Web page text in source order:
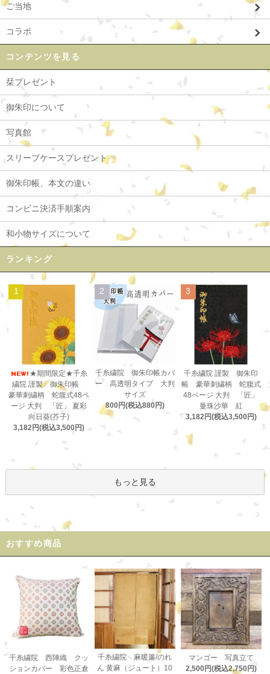
ご当地
コラボ
コンテンツを見る
栞プレゼント
御朱印について
写真館
スリーブケースプレゼント
御朱印帳、本文の違い
コンビニ決済手順案内
和小物サイズについて
ランキング
1
★期間限定★千糸
繍院 謹製 御朱印帳
豪華刺繍柄 蛇腹式48ペ
ージ 大判 「匠」 夏彩
向日葵(芥子)
3,182円(税込3,500円)
2
千糸繍院 御朱印帳カバ
ー 高透明タイプ 大判
サイズ
800円(税込880円)
3
千糸繍院 謹製 御朱印
帳 豪華刺繍柄 蛇腹式
48ページ 大判 「匠」
曼珠沙華 紅
3,182円(税込3,500円)
もっと見る
おすすめ商品
千糸繍院 西陣織 クッ
ションカバー 彩色正倉
千糸繍院 麻暖簾/のれ
ん 黄麻（ジュート）10
マンゴー 写真立て
2,500円(税込2,750円)